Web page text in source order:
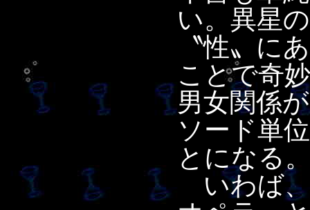
い。異星
〝性〟に
ことで奇
男女関係
ソード単
とになる
いわば